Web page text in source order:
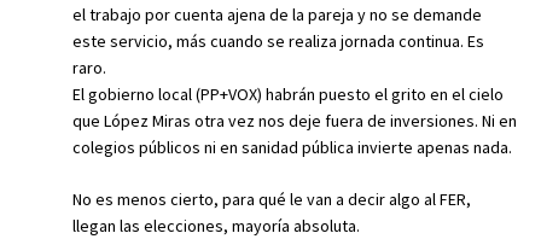
el trabajo por cuenta ajena de la pareja y no se demande
este servicio, más cuando se realiza jornada continua. Es
raro.
El gobierno local (PP+VOX) habrán puesto el grito en el cielo
que López Miras otra vez nos deje fuera de inversiones. Ni en
colegios públicos ni en sanidad pública invierte apenas nada.
No es menos cierto, para qué le van a decir algo al FER,
llegan las elecciones, mayoría absoluta.